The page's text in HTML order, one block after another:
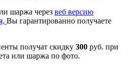
шаржа через веб версию
Вы гарантированно получаете
получат скидку 300 руб. при
или шаржа по фото.